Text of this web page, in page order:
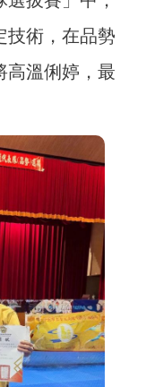
技術，在品勢
高溫俐婷，最